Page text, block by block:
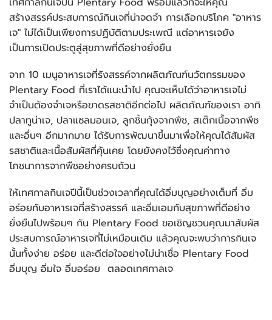
สร้างสรรค์ประสบการณ์กินเจที่น่าจดจำ การเลือกบริโภค "อาหาร
เจ" ไม่ได้เป็นเพียงการปฏิบัติตามประเพณี แต่อาหารเจยัง
เป็นการเปิดประตูสู่สุขภาพที่ดีอย่างยั่งยืน
จาก 10 เมนูอาหารเจที่รังสรรค์จากผลิตภัณฑ์นวัตกรรมของ
Plentary Food ที่เราได้แนะนำไป คุณจะเห็นได้ว่าอาหารเจไม่
จำเป็นต้องจำเจหรือขาดรสชาติอีกต่อไป ผลิตภัณฑ์ของเรา อาทิ
ปลาทูน่าเจ, ปลาแซลมอนเจ, ลูกชิ้นกุ้งจากพืช, สเต๊กเนื้อจากพืช
และอื่นๆ อีกมากมาย ได้รับการพัฒนาขึ้นมาเพื่อให้คุณได้สัมผัส
รสชาติและเนื้อสัมผัสที่คุ้นเคย โดยยังคงไว้ซึ่งคุณค่าทาง
โภชนาการจากพืชอย่างครบถ้วน
ให้เทศกาลกินเจปีนี้เป็นช่วงเวลาที่คุณได้อิ่มบุญอย่างเต็มที่ อิ่ม
อร่อยกับอาหารเจที่สร้างสรรค์ และอิ่มเอมกับสุขภาพที่ดีอย่าง
ยั่งยืนไปพร้อมๆ กัน Plentary Food ขอเชิญชวนคุณมาสัมผัส
ประสบการณ์อาหารเจที่ไม่เหมือนเดิม แล้วคุณจะพบว่าการกินเจ
นั้นทั้งง่าย อร่อย และดีต่อใจอย่างไม่น่าเชื่อ Plentary Food
อิ่มบุญ อิ่มใจ อิ่มอร่อย ตลอดเทศกาลเจ